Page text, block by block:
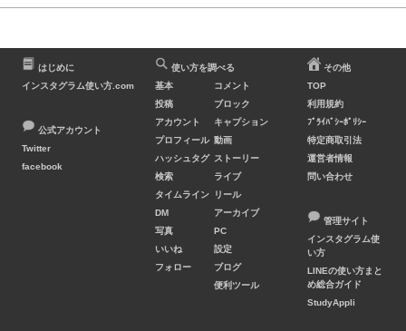
はじめに
インスタグラム使い方.com
公式アカウント
Twitter
facebook
使い方を調べる
基本
投稿
アカウント
プロフィール
ハッシュタグ
検索
タイムライン
DM
写真
いいね
フォロー
コメント
ブロック
キャプション
動画
ストーリー
ライブ
リール
アーカイブ
PC
設定
ブログ
便利ツール
その他
TOP
利用規約
ﾌﾟﾗｲﾊﾞｼｰﾎﾟﾘｼｰ
特定商取引法
運営者情報
問い合わせ
管理サイト
インスタグラム使
い方
LINEの使い方まと
め総合ガイド
StudyAppli